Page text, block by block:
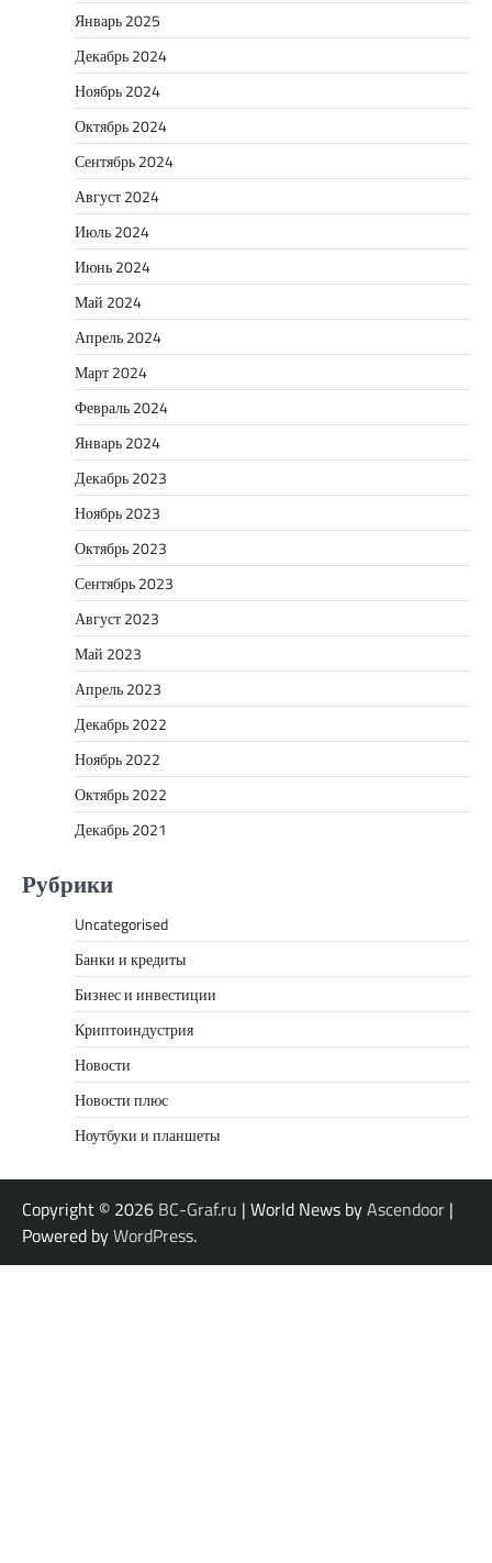
Январь 2025
Декабрь 2024
Ноябрь 2024
Октябрь 2024
Сентябрь 2024
Август 2024
Июль 2024
Июнь 2024
Май 2024
Апрель 2024
Март 2024
Февраль 2024
Январь 2024
Декабрь 2023
Ноябрь 2023
Октябрь 2023
Сентябрь 2023
Август 2023
Май 2023
Апрель 2023
Декабрь 2022
Ноябрь 2022
Октябрь 2022
Декабрь 2021
Рубрики
Uncategorised
Банки и кредиты
Бизнес и инвестиции
Криптоиндустрия
Новости
Новости плюс
Ноутбуки и планшеты
Copyright © 2026 BC-Graf.ru | World News byAscendoor |
Powered byWordPress.